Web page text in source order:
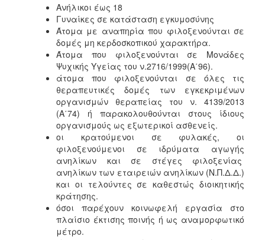
Ανήλικοι έως 18
Γυναίκες σε κατάσταση εγκυμοσύνης
Άτομα με αναπηρία που φιλοξενούνται σε
δομές μη κερδοσκοπικού χαρακτήρα.
Άτομα που φιλοξενούνται σε Μονάδες
Ψυχικής Υγείας του ν.2716/1999(Α΄96).
άτομα που φιλοξενούνται σε όλες τις
θεραπευτικές δομές των εγκεκριμένων
οργανισμών θεραπείας του ν. 4139/2013
(Α΄74) ή παρακολουθούνται στους ίδιους
οργανισμούς ως εξωτερικοί ασθενείς.
οι κρατούμενοι σε φυλακές, οι
φιλοξενούμενοι σε ιδρύματα αγωγής
ανηλίκων και σε στέγες φιλοξενίας
ανηλίκων των εταιρειών ανηλίκων (Ν.Π.Δ.Δ.)
και οι τελούντες σε καθεστώς διοικητικής
κράτησης.
όσοι παρέχουν κοινωφελή εργασία στο
πλαίσιο έκτισης ποινής ή ως αναμορφωτικό
μέτρο.